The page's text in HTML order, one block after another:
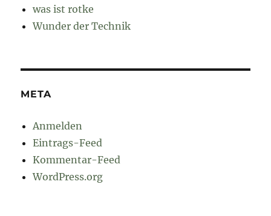
was ist rotke
Wunder der Technik
META
Anmelden
Eintrags-Feed
Kommentar-Feed
WordPress.org